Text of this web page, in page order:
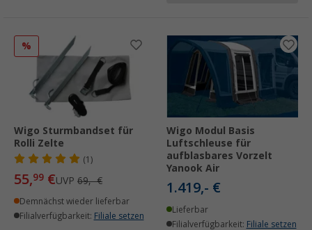
%
Wigo Sturmbandset für
Rolli Zelte
(1)
55,99 €UVP 69,- €
Demnächst wieder lieferbar
Filialverfügbarkeit: Filiale setzen
Wigo Modul Basis
Luftschleuse für
aufblasbares Vorzelt
Yanook Air
1.419,- €
Lieferbar
Filialverfügbarkeit: Filiale setzen